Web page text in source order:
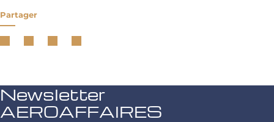
Partager
Newsletter
AEROAFFAIRES